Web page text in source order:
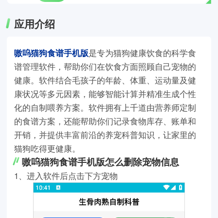
应用介绍
嗷呜猫狗食谱手机版是专为猫狗健康饮食的科学食
谱管理软件，帮助你们在饮食方面照顾自己宠物的
健康。软件结合毛孩子的年龄、体重、运动量及健
康状况等多元因素，能够智能计算并精准生成个性
化的自制喂养方案。软件拥有上千道由营养师定制
的食谱方案，还能帮助你们记录食物库存、账单和
开销，并提供丰富前沿的养宠科普知识，让家里的
猫狗吃得更健康。
嗷呜猫狗食谱手机版怎么删除宠物信息
1、进入软件后点击下方宠物